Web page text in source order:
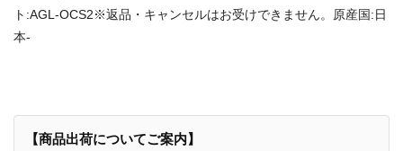
ト:AGL-OCS2※返品・キャンセルはお受けできません。原産国:日
本-
【商品出荷についてご案内】